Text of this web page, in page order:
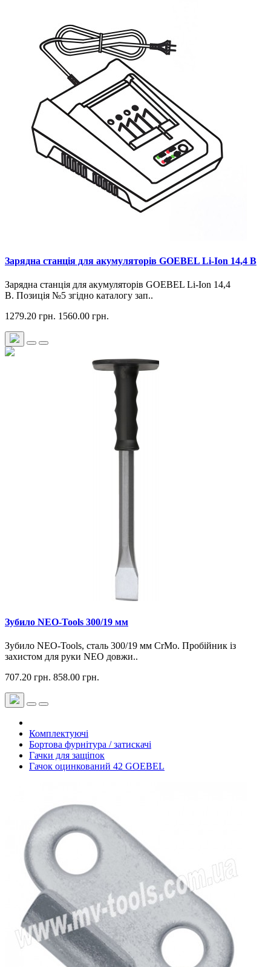
Зарядна станція для акумуляторів GOEBEL Li-Ion 14,4 В
Зарядна станція для акумуляторів GOEBEL Li-Ion 14,4
В. Позиція №5 згідно каталогу зап..
1279.20 грн. 1560.00 грн.
Зубило NEO-Tools 300/19 мм
Зубило NEO-Tools, сталь 300/19 мм CrMo. Пробійник із
захистом для руки NEO довжи..
707.20 грн. 858.00 грн.
Комплектуючі
Бортова фурнітура / затискачі
Гачки для защіпок
Гачок оцинкований 42 GOEBEL